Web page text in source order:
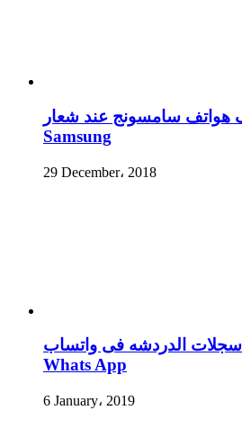
سامسونج عند شعار
Samsung
29 December، 2018
الدردشه فى واتساب –
Whats App
6 January، 2019